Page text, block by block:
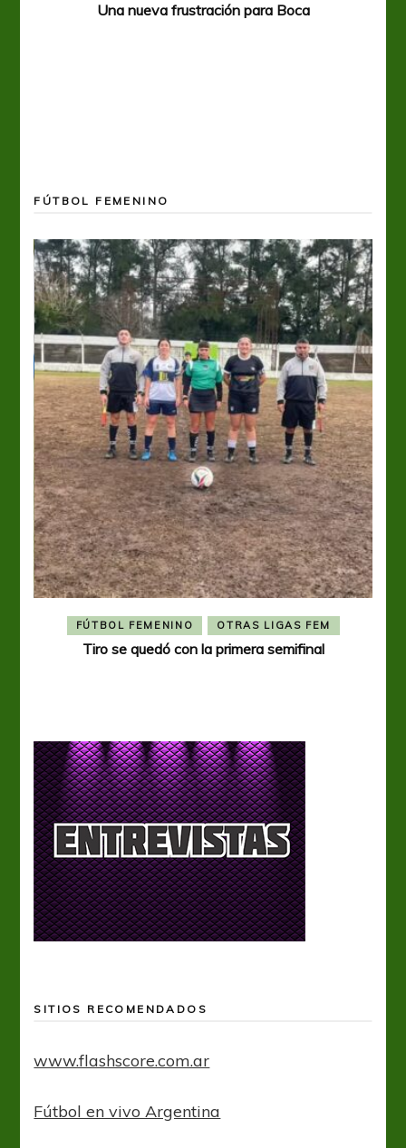
Una nueva frustración para Boca
FÚTBOL FEMENINO
FÚTBOL FEMENINO OTRAS LIGAS FEM
Tiro se quedó con la primera semifinal
SITIOS RECOMENDADOS
www.flashscore.com.ar
Fútbol en vivo Argentina